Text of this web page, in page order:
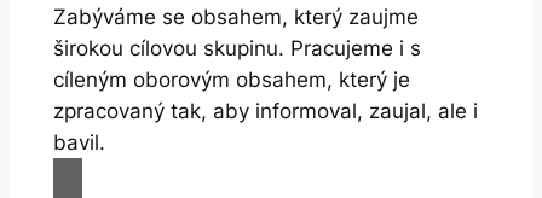
Zabýváme se obsahem, který zaujme
širokou cílovou skupinu. Pracujeme i s
cíleným oborovým obsahem, který je
zpracovaný tak, aby informoval, zaujal, ale i
bavil.